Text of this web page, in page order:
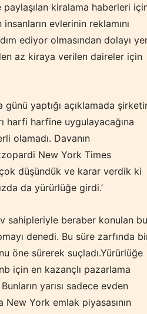
kiralama haberleri
evlerinin reklamını
ediyor olmasından dolayı
az kiraya verilen daireler için
yaptığı açıklamada
harfi harfine uygulayacağına
olamadı. Davanın
New York Times
düşündük ve karar verdik ki
da yürürlüğe girdi.’
sahipleriyle beraber konulan bu
denedi. Bu süre zarfında
öne sürerek suçladı.Yürürlüğe
için en kazançlı pazarlama
yarısı sadece evden
York emlak piyasasının